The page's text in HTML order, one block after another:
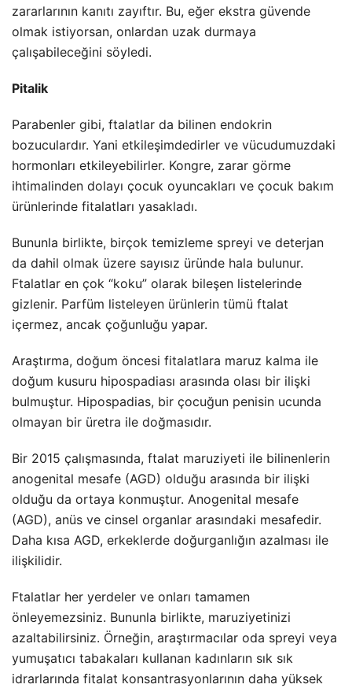
zararlarının kanıtı zayıftır. Bu, eğer ekstra güvende
olmak istiyorsan, onlardan uzak durmaya
çalışabileceğini söyledi.
Pitalik
Parabenler gibi, ftalatlar da bilinen endokrin
bozuculardır. Yani etkileşimdedirler ve vücudumuzdaki
hormonları etkileyebilirler. Kongre, zarar görme
ihtimalinden dolayı çocuk oyuncakları ve çocuk bakım
ürünlerinde fitalatları yasakladı.
Bununla birlikte, birçok temizleme spreyi ve deterjan
da dahil olmak üzere sayısız üründe hala bulunur.
Ftalatlar en çok “koku” olarak bileşen listelerinde
gizlenir. Parfüm listeleyen ürünlerin tümü ftalat
içermez, ancak çoğunluğu yapar.
Araştırma, doğum öncesi fitalatlara maruz kalma ile
doğum kusuru hipospadiası arasında olası bir ilişki
bulmuştur. Hipospadias, bir çocuğun penisin ucunda
olmayan bir üretra ile doğmasıdır.
Bir 2015 çalışmasında, ftalat maruziyeti ile bilinenlerin
anogenital mesafe (AGD) olduğu arasında bir ilişki
olduğu da ortaya konmuştur. Anogenital mesafe
(AGD), anüs ve cinsel organlar arasındaki mesafedir.
Daha kısa AGD, erkeklerde doğurganlığın azalması ile
ilişkilidir.
Ftalatlar her yerdeler ve onları tamamen
önleyemezsiniz. Bununla birlikte, maruziyetinizi
azaltabilirsiniz. Örneğin, araştırmacılar oda spreyi veya
yumuşatıcı tabakaları kullanan kadınların sık sık
idrarlarında fitalat konsantrasyonlarının daha yüksek